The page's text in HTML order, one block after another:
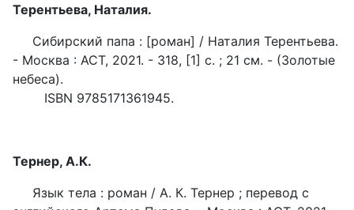
Терентьева, Наталия.
Сибирский папа : [роман] / Наталия Терентьева.
- Москва : АСТ, 2021. - 318, [1] с. ; 21 см. - (Золотые
небеса).
ISBN 9785171361945.
Тернер, А.К.
Язык тела : роман / А. К. Тернер ; перевод с